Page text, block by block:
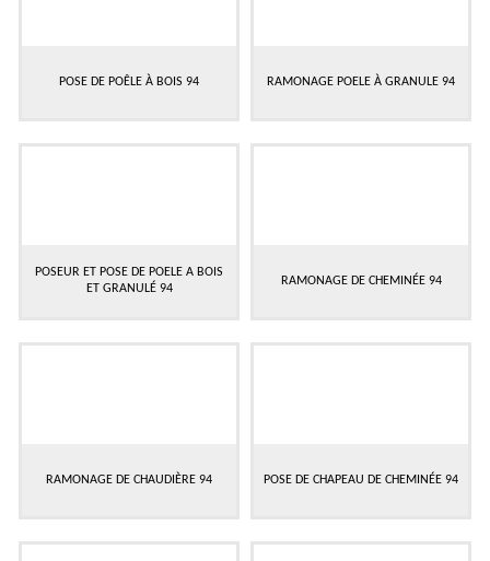
POSE DE POÊLE À BOIS 94 RAMONAGE POELE À GRANULE 94
POSEUR ET POSE DE POELE A BOIS
ET GRANULÉ 94
RAMONAGE DE CHEMINÉE 94
RAMONAGE DE CHAUDIÈRE 94 POSE DE CHAPEAU DE CHEMINÉE 94